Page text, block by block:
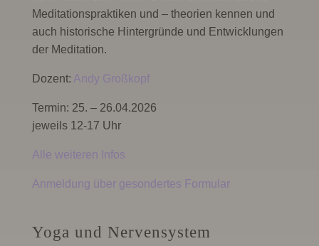
Meditationspraktiken und – theorien kennen und
auch historische Hintergründe und Entwicklungen
der Meditation.
Dozent: Andy Großkopf
Termin: 25. – 26.04.2026
jeweils 12-17 Uhr
Alle weiteren Infos
Anmeldung über gesondertes Formular
Yoga und Nervensystem